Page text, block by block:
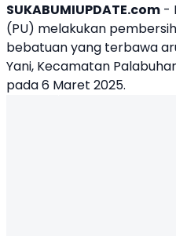
SUKABUMIUPDATE.com -
(PU) melakukan
bebatuan yang terbawa
Yani, Kecamatan
pada 6 Maret 2025.